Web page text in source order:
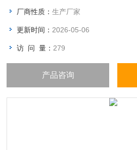
厂商性质：生产厂家
更新时间： 2026-05-06
访 问 量： 279
产品咨询